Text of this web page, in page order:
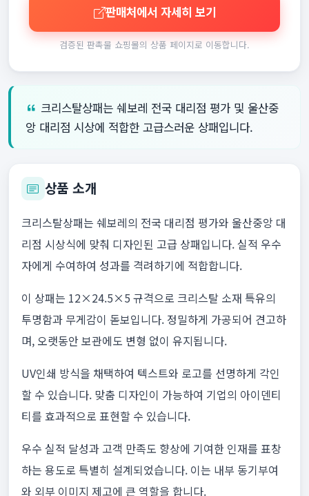
판매처에서 자세히 보기
검증된 판촉물 쇼핑몰의 상품 페이지로 이동합니다.
크리스탈상패는 쉐보레 전국 대리점 평가 및 울산중
앙 대리점 시상에 적합한 고급스러운 상패입니다.
상품 소개
크리스탈상패는 쉐보레의 전국 대리점 평가와 울산중앙 대
리점 시상식에 맞춰 디자인된 고급 상패입니다. 실적 우수
자에게 수여하여 성과를 격려하기에 적합합니다.
이 상패는 12×24.5×5 규격으로 크리스탈 소재 특유의
투명함과 무게감이 돋보입니다. 정밀하게 가공되어 견고하
며, 오랫동안 보관에도 변형 없이 유지됩니다.
UV인쇄 방식을 채택하여 텍스트와 로고를 선명하게 각인
할 수 있습니다. 맞춤 디자인이 가능하여 기업의 아이덴티
티를 효과적으로 표현할 수 있습니다.
우수 실적 달성과 고객 만족도 향상에 기여한 인재를 표창
하는 용도로 특별히 설계되었습니다. 이는 내부 동기부여
와 외부 이미지 제고에 큰 역할을 합니다.